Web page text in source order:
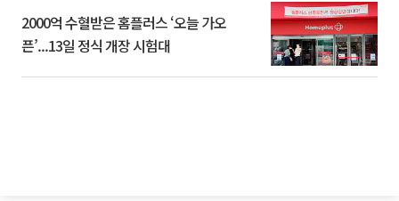
2000억 수혈받은 홈플러스 ‘오늘 가오
픈’...13일 정식 개장 시험대